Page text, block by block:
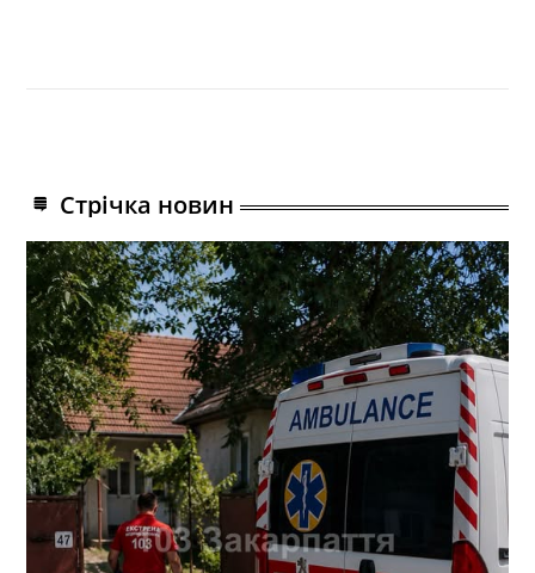
Стрічка новин